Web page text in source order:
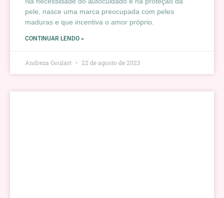
pele, nasce uma marca preocupada com peles
maduras e que incentiva o amor próprio.
CONTINUAR LENDO »
Andreza Goulart 22 de agosto de 2023